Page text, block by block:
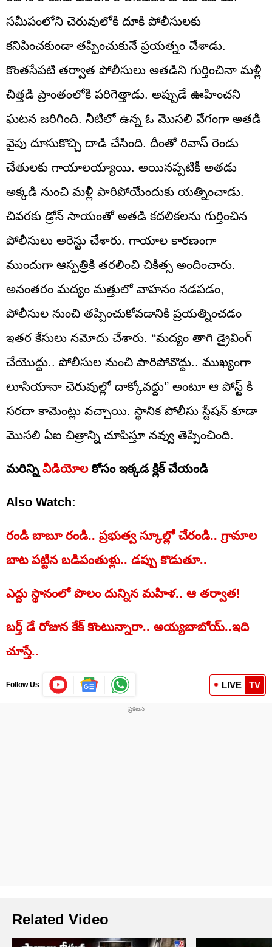
సమీపంలోని చెరువులోకి దూకి పోలీసులకు
కనిపించకుండా తప్పించుకునే ప్రయత్నం చేశాడు.
కొంతసేపటి తర్వాత పోలీసులు అతడిని గుర్తించినా మళ్లీ
చిత్తడి ప్రాంతంలోకి పరిగెత్తాడు. అప్పుడే ఊహించని
ఘటన జరిగింది. నీటిలో ఉన్న ఓ మొసలి వేగంగా అతడి
వైపు దూసుకొచ్చి దాడి చేసింది. దీంతో రివాస్‌ రెండు
చేతులకు గాయాలయ్యాయి. అయినప్పటికీ అతడు
అక్కడి నుంచి మళ్లీ పారిపోయేందుకు యత్నించాడు.
చివరకు డ్రోన్‌ సాయంతో అతడి కదలికలను గుర్తించిన
పోలీసులు అరెస్టు చేశారు. గాయాల కారణంగా
ముందుగా ఆస్పత్రికి తరలించి చికిత్స అందించారు.
అనంతరం మద్యం మత్తులో వాహనం నడపడం,
పోలీసుల నుంచి తప్పించుకోవడానికి ప్రయత్నించడం
ఇతర కేసులు నమోదు చేశారు. ‘‘మద్యం తాగి డ్రైవింగ్‌
చేయొద్దు.. పోలీసుల నుంచి పారిపోవొద్దు.. ముఖ్యంగా
లూసియానా చెరువుల్లో దాక్కోవద్దు’’ అంటూ ఆ పోస్ట్‌ కి
సరదా కామెంట్లు వచ్చాయి. స్థానిక పోలీసు స్టేషన్‌ కూడా
మొసలి ఏఐ చిత్రాన్ని చూపిస్తూ నవ్వు తెప్పించింది.
మరిన్ని వీడియోలకోసం ఇక్కడ క్లిక్ చేయండి
Also Watch:
రండి బాబూ రండి.. ప్రభుత్వ స్కూల్లో చేరండి.. గ్రామాల
బాట పట్టిన బడిపంతుళ్లు.. డప్పు కొడుతూ..
ఎద్దు స్థానంలో పొలం దున్నిన మహిళ.. ఆ తర్వాత!
బర్త్ డే రోజున కేక్ కొంటున్నారా.. అయ్యబాబోయ్‌..ఇది
చూస్తే..
Follow Us LIVE TV
Related Video